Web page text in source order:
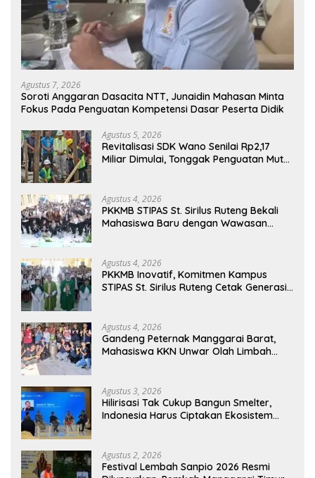
Agustus 7, 2026
Soroti Anggaran Dasacita NTT, Junaidin Mahasan Minta
Fokus Pada Penguatan Kompetensi Dasar Peserta Didik
Agustus 5, 2026
Revitalisasi SDK Wano Senilai Rp2,17
Miliar Dimulai, Tonggak Penguatan Mutu
Agustus 4, 2026
PKKMB STIPAS St. Sirilus Ruteng Bekali
Mahasiswa Baru dengan Wawasan
Agustus 4, 2026
PKKMB Inovatif, Komitmen Kampus
STIPAS St. Sirilus Ruteng Cetak Generasi
Agustus 4, 2026
Gandeng Peternak Manggarai Barat,
Mahasiswa KKN Unwar Olah Limbah
Agustus 3, 2026
Hilirisasi Tak Cukup Bangun Smelter,
Indonesia Harus Ciptakan Ekosistem
Agustus 2, 2026
Festival Lembah Sanpio 2026 Resmi